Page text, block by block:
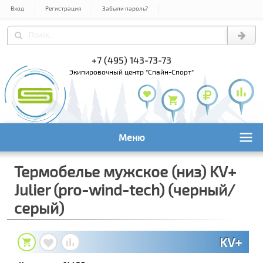
Вход Регистрация Забыли пароль?
+7 (495) 143-73-73
экипировочный центр "Спайн-Спорт"
Меню
Термобелье мужское (низ) KV+
Julier (pro-wind-tech) (черный/
серый)
KV+